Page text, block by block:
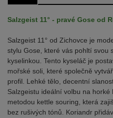
Salzgeist 11° - pravé Gose od
Salzgeist 11° od Zichovce je
stylu Gose, které vás pohltí svou
kyselinkou. Tento kyseláč je
mořské soli, které společně
profil. Lehké tělo, decentní
Salzgeistu ideální volbu na horké
metodou kettle souring, která
bez rušivých tónů. Koriandr